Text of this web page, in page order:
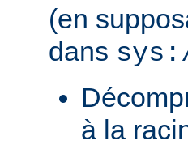
(en
dans
à la